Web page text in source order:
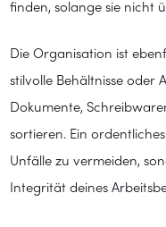
finden, solange sie nicht
Die Organisation ist
stilvolle Behältnisse oder
Dokumente,
sortieren. Ein
Unfälle zu vermeiden,
Integrität deines